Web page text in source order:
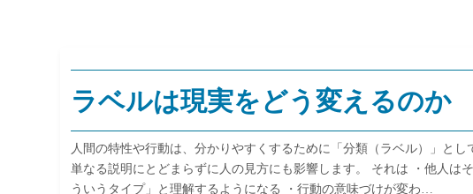
ラベルは現実をどう変えるのか
人間の特性や行動は、分かりやすくするために「分類（ラベル）」と
単なる説明にとどまらずに人の見方にも影響します。 それは ・他人は
ういうタイプ」と理解するようになる ・行動の意味づけが変わ…